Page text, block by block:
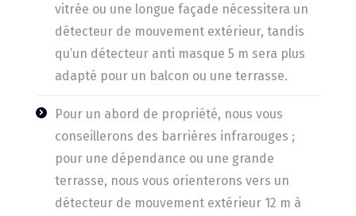
vitrée ou une longue façade nécessitera un
détecteur de mouvement extérieur, tandis
qu’un détecteur anti masque 5 m sera plus
adapté pour un balcon ou une terrasse.
Pour un abord de propriété, nous vous
conseillerons des barrières infrarouges ;
pour une dépendance ou une grande
terrasse, nous vous orienterons vers un
détecteur de mouvement extérieur 12 m à